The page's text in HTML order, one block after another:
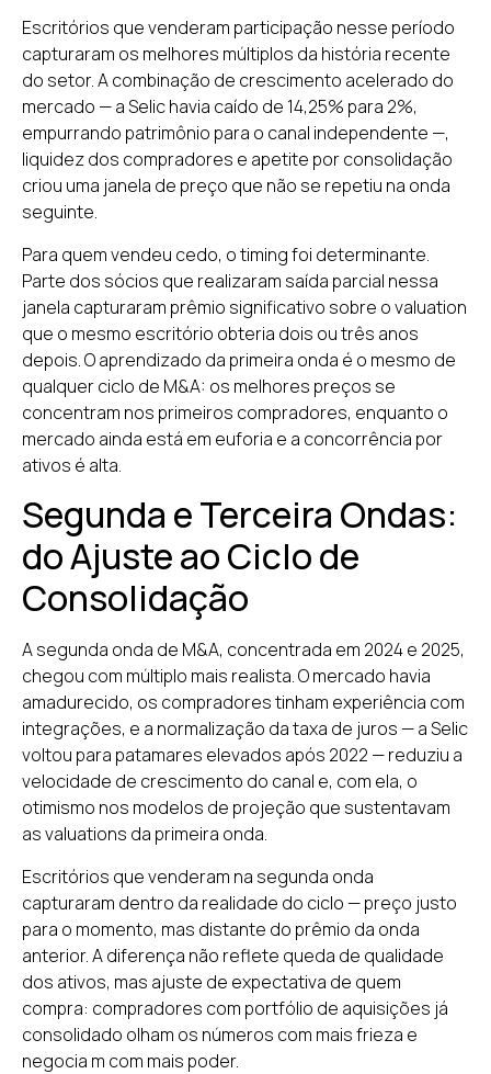
Escritórios que venderam participação nesse período
capturaram os melhores múltiplos da história recente
do setor. A combinação de crescimento acelerado do
mercado — a Selic havia caído de 14,25% para 2%,
empurrando patrimônio para o canal independente —,
liquidez dos compradores e apetite por consolidação
criou uma janela de preço que não se repetiu na onda
seguinte.
Para quem vendeu cedo, o timing foi determinante.
Parte dos sócios que realizaram saída parcial nessa
janela capturaram prêmio significativo sobre o valuation
que o mesmo escritório obteria dois ou três anos
depois. O aprendizado da primeira onda é o mesmo de
qualquer ciclo de M&A: os melhores preços se
concentram nos primeiros compradores, enquanto o
mercado ainda está em euforia e a concorrência por
ativos é alta.
Segunda e Terceira Ondas:
do Ajuste ao Ciclo de
Consolidação
A segunda onda de M&A, concentrada em 2024 e 2025,
chegou com múltiplo mais realista. O mercado havia
amadurecido, os compradores tinham experiência com
integrações, e a normalização da taxa de juros — a Selic
voltou para patamares elevados após 2022 — reduziu a
velocidade de crescimento do canal e, com ela, o
otimismo nos modelos de projeção que sustentavam
as valuations da primeira onda.
Escritórios que venderam na segunda onda
capturaram dentro da realidade do ciclo — preço justo
para o momento, mas distante do prêmio da onda
anterior. A diferença não reflete queda de qualidade
dos ativos, mas ajuste de expectativa de quem
compra: compradores com portfólio de aquisições já
consolidado olham os números com mais frieza e
negocia m com mais poder.